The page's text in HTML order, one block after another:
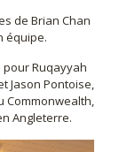
de Brian Chan
équipe.
Ruqayyah
Jason Pontoise,
Commonwealth,
Angleterre.